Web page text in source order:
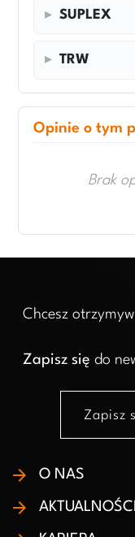
SUPLEX
TRW
Opinie o tym
Brak
Chcesz
Zapisz się do
Zapisz
O NAS
AKTUALNOŚCI